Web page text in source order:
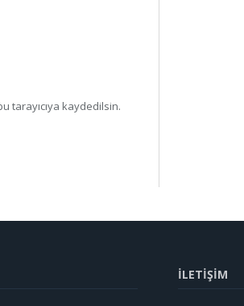
tarayıcıya kaydedilsin.
İLETİŞİM